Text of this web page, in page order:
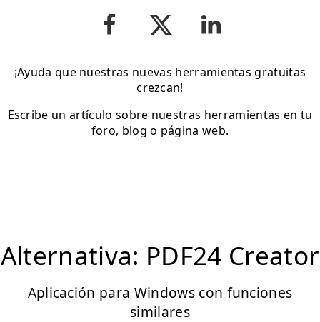
¡Ayuda que nuestras nuevas herramientas gratuitas
crezcan!
Escribe un artículo sobre nuestras herramientas en tu
foro, blog o página web.
Alternativa: PDF24 Creator
Aplicación para Windows con funciones
similares